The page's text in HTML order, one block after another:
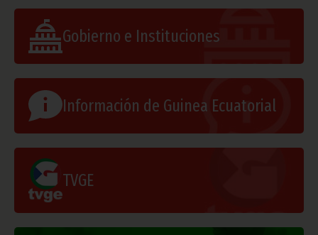
Gobierno e Instituciones
Información de Guinea Ecuatorial
TVGE